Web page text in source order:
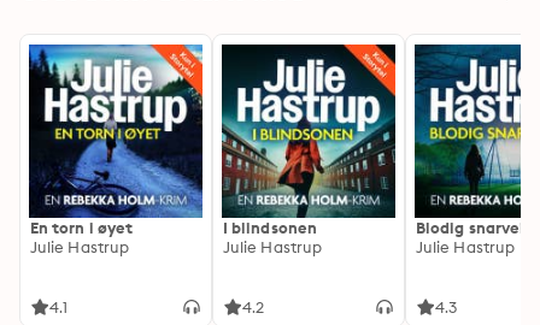
En torn i øyet
Julie Hastrup
4.1
I blindsonen
Julie Hastrup
4.2
Blodig snarvei
Julie Hastrup
4.3